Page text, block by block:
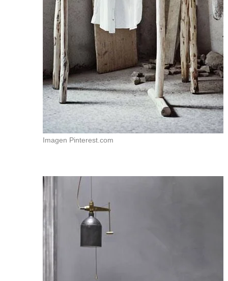
Imagen Pinterest.com